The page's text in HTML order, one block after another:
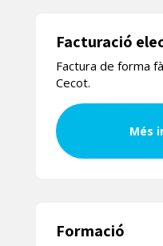
Facturació
Factura de forma
Cecot.
Més
Formació